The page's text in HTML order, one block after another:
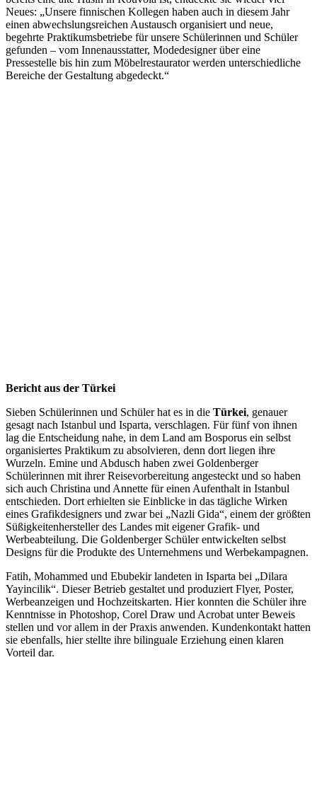
Neues: „Unsere finnischen Kollegen haben auch in diesem Jahr
einen abwechslungsreichen Austausch organisiert und neue,
begehrte Praktikumsbetriebe für unsere Schülerinnen und Schüler
gefunden – vom Innenausstatter, Modedesigner über eine
Pressestelle bis hin zum Möbelrestaurator werden unterschiedliche
Bereiche der Gestaltung abgedeckt.“
Bericht aus der Türkei
Sieben Schülerinnen und Schüler hat es in die Türkei, genauer
gesagt nach Istanbul und Isparta, verschlagen. Für fünf von ihnen
lag die Entscheidung nahe, in dem Land am Bosporus ein selbst
organisiertes Praktikum zu absolvieren, denn dort liegen ihre
Wurzeln. Emine und Abdusch haben zwei Goldenberger
Schülerinnen mit ihrer Reisevorbereitung angesteckt und so haben
sich auch Christina und Annette für einen Aufenthalt in Istanbul
entschieden. Dort erhielten sie Einblicke in das tägliche Wirken
eines Grafikdesigners und zwar bei „Nazli Gida“, einem der größten
Süßigkeitenhersteller des Landes mit eigener Grafik- und
Werbeabteilung. Die Goldenberger Schüler entwickelten selbst
Designs für die Produkte des Unternehmens und Werbekampagnen.
Fatih, Mohammed und Ebubekir landeten in Isparta bei „Dilara
Yayincilik“. Dieser Betrieb gestaltet und produziert Flyer, Poster,
Werbeanzeigen und Hochzeitskarten. Hier konnten die Schüler ihre
Kenntnisse in Photoshop, Corel Draw und Acrobat unter Beweis
stellen und vor allem in der Praxis anwenden. Kundenkontakt hatten
sie ebenfalls, hier stellte ihre bilinguale Erziehung einen klaren
Vorteil dar.